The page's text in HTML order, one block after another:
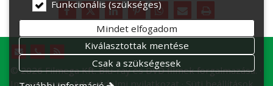
© 2026 Filmega Kft. Blu-ray és DVD filmek forgalmazása.
Impresszum Adatvédelmi nyilatkozat Süti beállítások
Funkcionális (szükséges)
Mindet elfogadom
Kiválasztottak mentése
Csak a szükségesek